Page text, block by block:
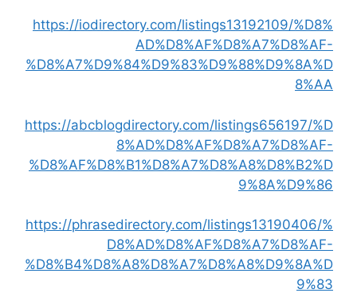
https://iodirectory.com/listings13192109/%D8%
AD%D8%AF%D8%A7%D8%AF-
%D8%A7%D9%84%D9%83%D9%88%D9%8A%D
8%AA
https://abcblogdirectory.com/listings656197/%D
8%AD%D8%AF%D8%A7%D8%AF-
%D8%AF%D8%B1%D8%A7%D8%A8%D8%B2%D
9%8A%D9%86
https://phrasedirectory.com/listings13190406/%
D8%AD%D8%AF%D8%A7%D8%AF-
%D8%B4%D8%A8%D8%A7%D8%A8%D9%8A%D
9%83